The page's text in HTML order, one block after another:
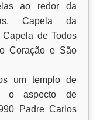
ao redor da
Capela da
de Todos
Coração e São
um templo de
o aspecto de
Padre Carlos